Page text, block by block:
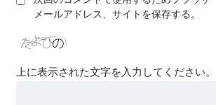
メールアドレス、サイトを保存する。
上に表示された文字を入力してください。